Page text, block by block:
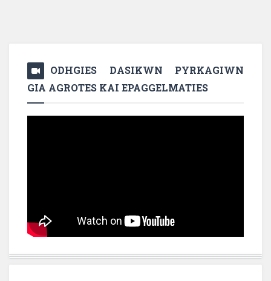
ODHGIES DASIKWN PYRKAGIWN
GIA AGROTES KAI EPAGGELMATIES